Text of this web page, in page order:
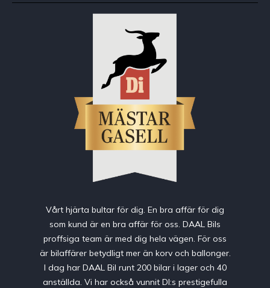
Vårt hjärta bultar för dig. En bra affär för dig
som kund är en bra affär för oss. DAAL Bils
proffsiga team är med dig hela vägen. För oss
är bilaffärer betydligt mer än korv och ballonger.
I dag har DAAL Bil runt 200 bilar i lager och 40
anställda. Vi har också vunnit DI:s prestigefulla